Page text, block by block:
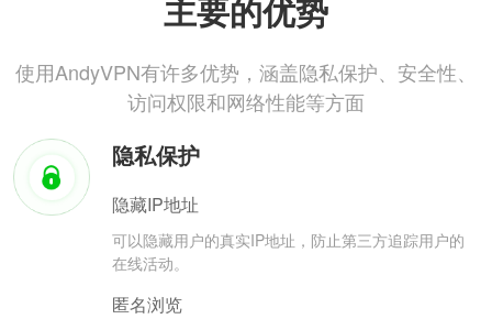
主要的优势
使用AndyVPN有许多优势，涵盖隐私保护、安全性、
访问权限和网络性能等方面
隐私保护
隐藏IP地址
可以隐藏用户的真实IP地址，防止第三方追踪用户的
在线活动。
匿名浏览